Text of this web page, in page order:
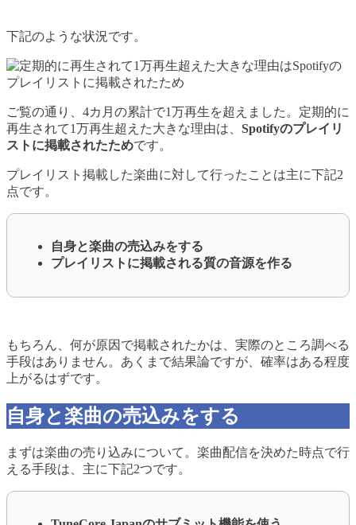
下記のような状況です。
ご覧の通り、4カ月の累計で1万再生を超えました。定期的に
再生されて1万再生超えた大きな理由は、 Spotifyのプレイリ
ストに掲載されたためです。
プレイリスト掲載した楽曲に対して行ったことは主に下記2
点です。
自身と楽曲の売込みをする
プレイリストに掲載される質の音源を作る
もちろん、何が原因で掲載されたかは、実際のところ調べる
手段はありません。あくまで結果論ですが、確率はある程度
上がるはずです。
自身と楽曲の売込みをする
まずは楽曲の売り込みについて。楽曲配信を決めた時点で行
える手段は、主に下記2つです。